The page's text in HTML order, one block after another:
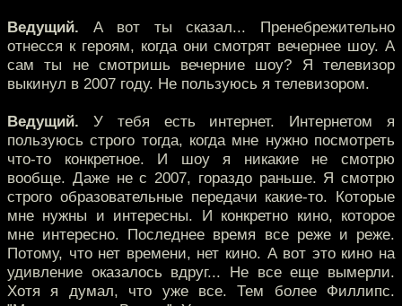
Ведущий. А вот ты сказал... Пренебрежительно
отнесся к героям, когда они смотрят вечернее шоу. А
сам ты не смотришь вечерние шоу? Я телевизор
выкинул в 2007 году. Не пользуюсь я телевизором.
Ведущий. У тебя есть интернет. Интернетом я
пользуюсь строго тогда, когда мне нужно посмотреть
что-то конкретное. И шоу я никакие не смотрю
вообще. Даже не с 2007, гораздо раньше. Я смотрю
строго образовательные передачи какие-то. Которые
мне нужны и интересны. И конкретно кино, которое
мне интересно. Последнее время все реже и реже.
Потому, что нет времени, нет кино. А вот это кино на
удивление оказалось вдруг... Не все еще вымерли.
Хотя я думал, что уже все. Тем более Филлипс.